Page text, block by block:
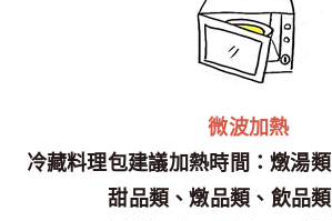
微波加熱
冷藏料理包建議加熱時間：燉湯類
甜品類、燉品類、飲品類